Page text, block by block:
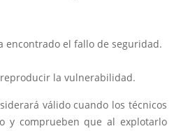
encontrado el fallo de seguridad.
la vulnerabilidad.
válido cuando los técnicos
y comprueben que al explotarlo